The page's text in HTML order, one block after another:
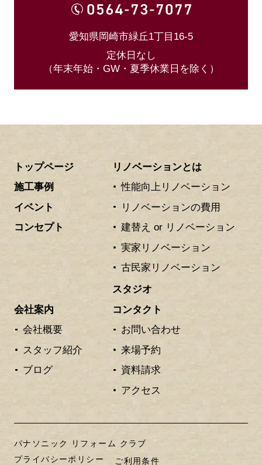
愛知県岡崎市緑丘1丁目16-5
定休日なし
（年末年始・GW・夏季休業日を除く）
トップページ
施工事例
イベント
コンセプト
リノベーションとは
性能向上リノベーション
リノベーションの費用
建替え or リノベーション
実家リノベーション
古民家リノベーション
スタジオ
会社案内
会社概要
スタッフ紹介
ブログ
コンタクト
お問い合わせ
来場予約
資料請求
アクセス
パナソニック リフォーム クラブ
プライバシーポリシー
ご利用条件